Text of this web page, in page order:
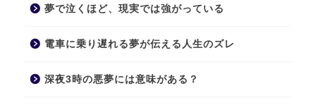
夢で泣くほど、現実では強がっている
電車に乗り遅れる夢が伝える人生のズレ
深夜3時の悪夢には意味がある？